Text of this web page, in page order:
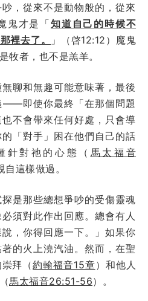
，從來不是動物般的，從來
鬼才是「知道自己的時候不
裡去了。
」（啓12:12）魔鬼
牧者，也不是羔羊。
聊和無趣可能意味著，最後
——即使你最終「在那個問題
不會帶來任何好處，只會導
「對手」困在他們自己的話
針對祂的心態（ 馬太福音
這樣做過。
是那些總想爭吵的受傷靈魂
須對此作出回應。總會有人
，你得回應一下。」如果你
的火上澆汽油。然而，在聖
拜（約翰福音15章）和他人
馬太福音26:51-56）。